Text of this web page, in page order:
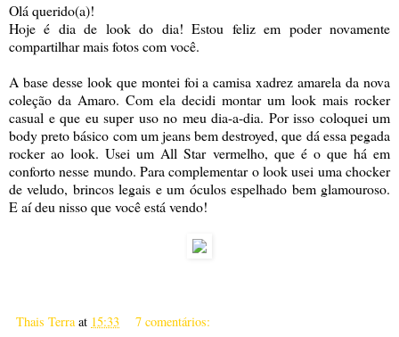
Olá querido(a)!
Hoje é dia de look do dia! Estou feliz em poder novamente
compartilhar mais fotos com você.
A base desse look que montei foi a camisa xadrez amarela da nova
coleção da Amaro. Com ela decidi montar um look mais rocker
casual e que eu super uso no meu dia-a-dia. Por isso coloquei um
body preto básico com um jeans bem destroyed, que dá essa pegada
rocker ao look. Usei um All Star vermelho, que é o que há em
conforto nesse mundo. Para complementar o look usei uma chocker
de veludo, brincos legais e um óculos espelhado bem glamouroso.
E aí deu nisso que você está vendo!
Thais Terra at 15:33 7 comentários: